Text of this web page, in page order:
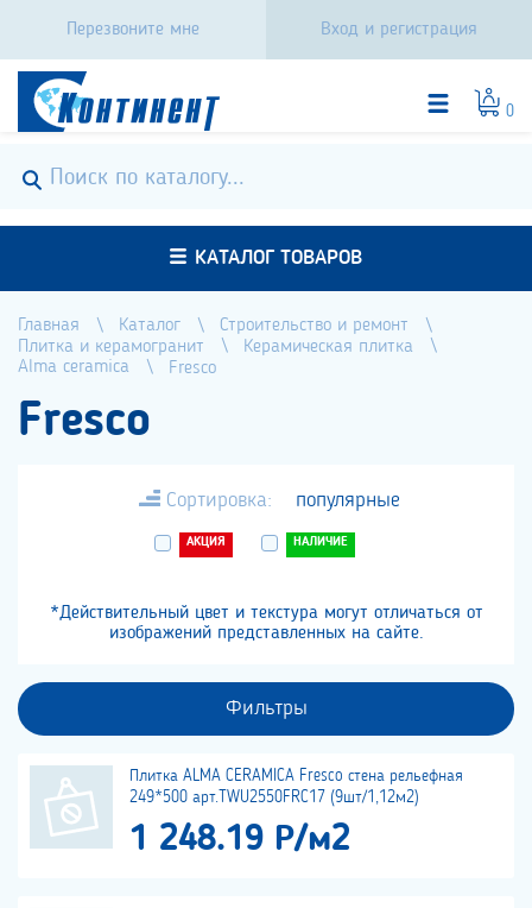
Перезвоните мне Вход и регистрация
0
КАТАЛОГ ТОВАРОВ
Главная Каталог
Строительство и ремонт
Плитка и керамогранит
Керамическая плитка
Alma ceramica
Fresco
Fresco
Сортировка: популярные
АКЦИЯ НАЛИЧИЕ
*Действительный цвет и текстура могут отличаться от
изображений представленных на сайте.
Фильтры
Плитка ALMA CERAMICA Fresco стена рельефная
249*500 арт.TWU2550FRC17 (9шт/1,12м2)
1 248.19 Р/м2